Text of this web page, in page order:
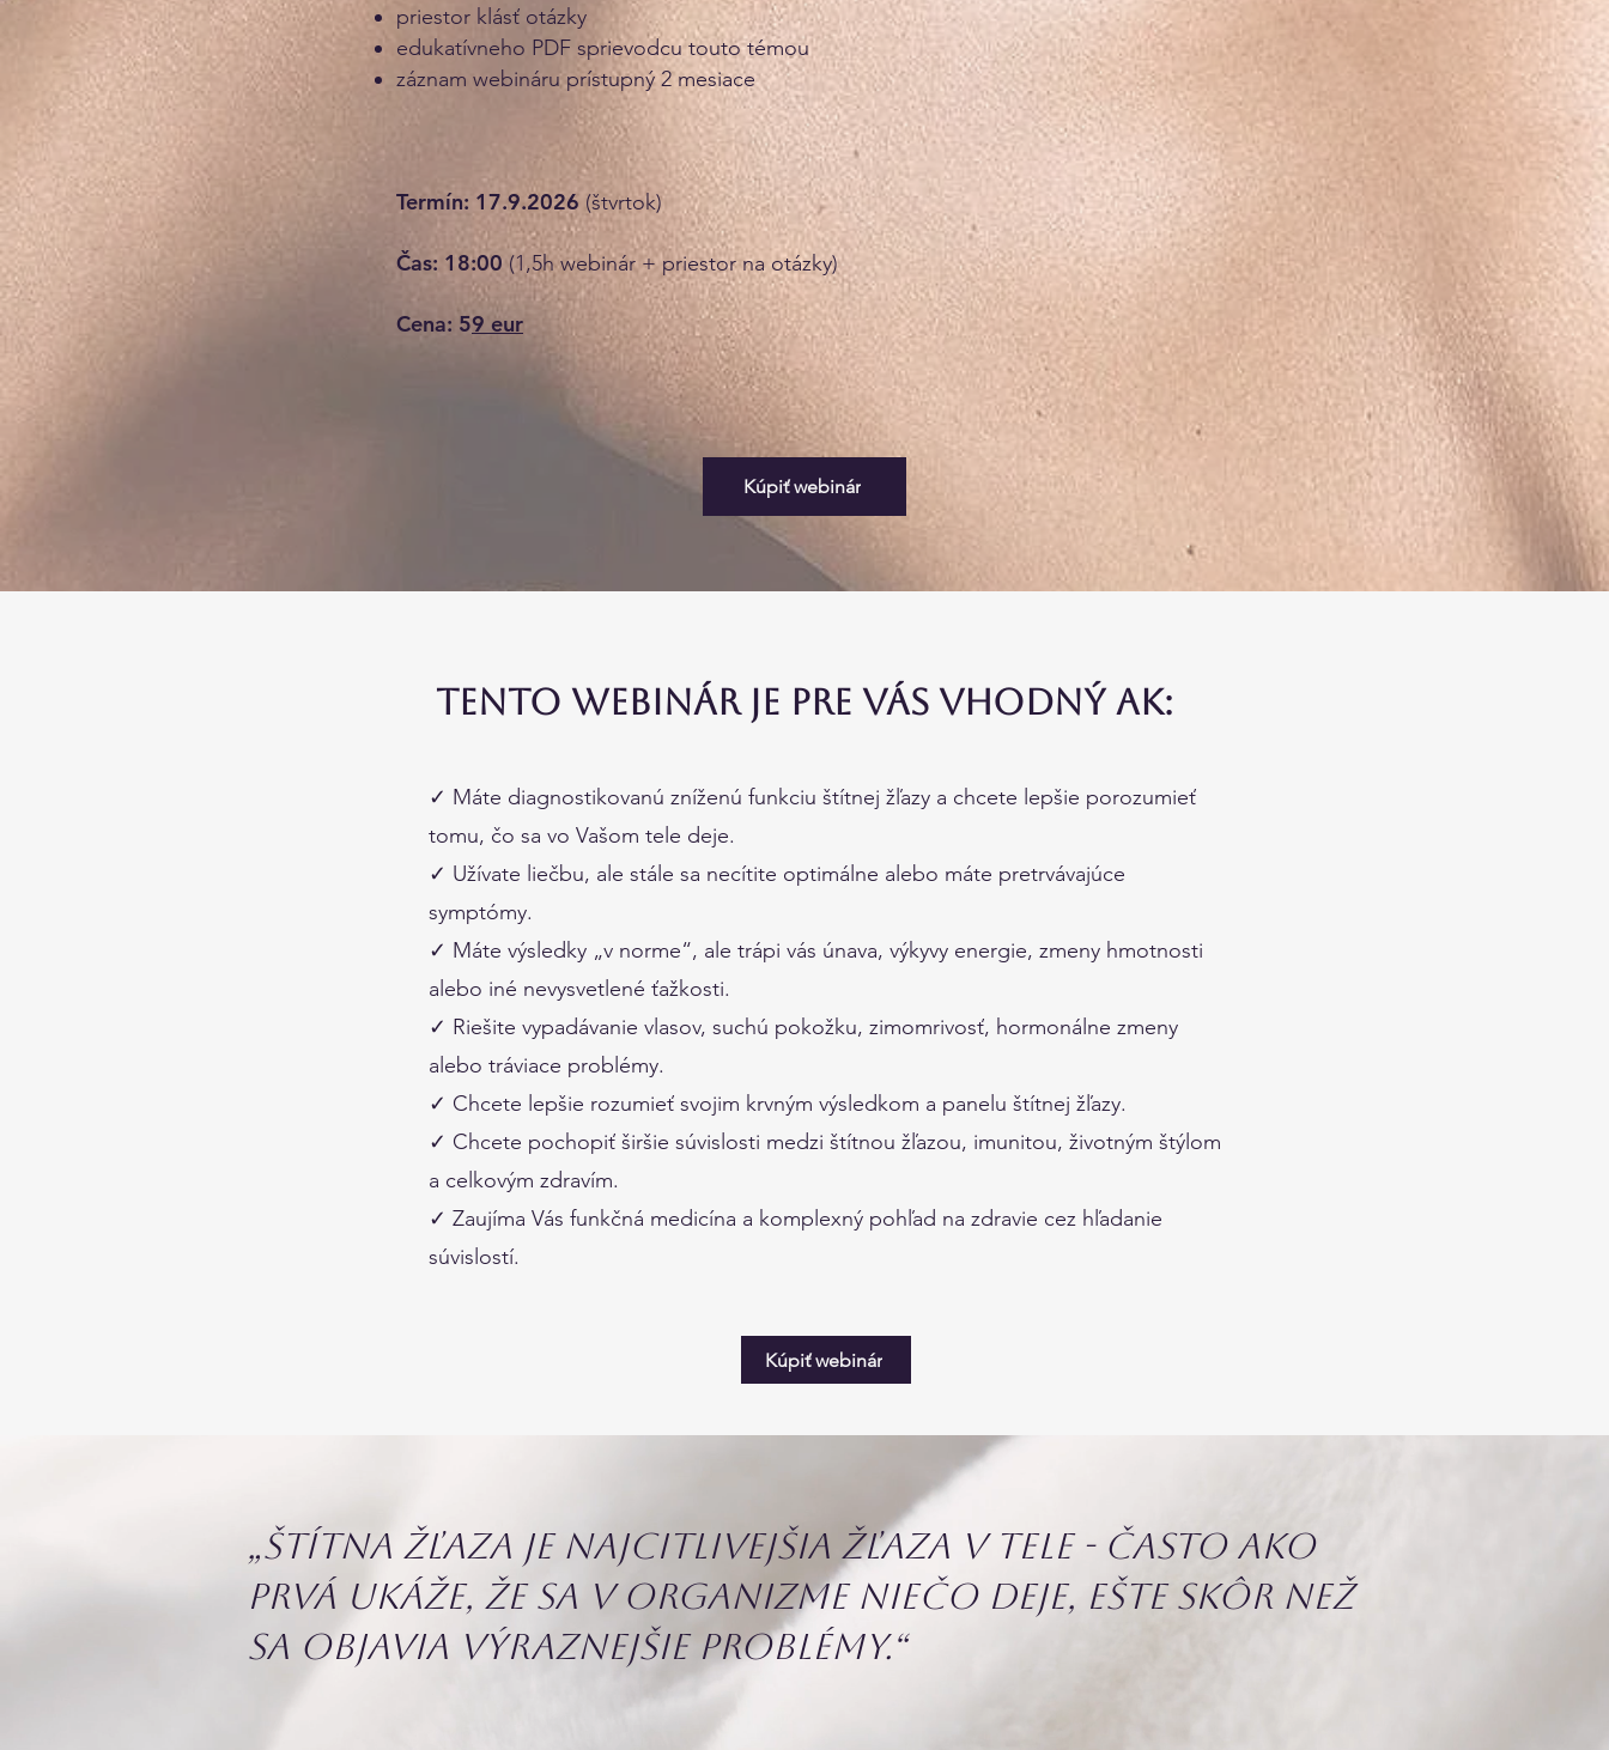
priestor klásť otázky
edukatívneho PDF sprievodcu touto témou
záznam webináru prístupný 2 mesiace
Termín: 17.9.2026 (štvrtok)
Čas: 18:00 (1,5h webinár + priestor na otázky)
Cena: 59 eur
Kúpiť webinár
Tento webinár je pre VÁS vhodný ak:
✓ Máte diagnostikovanú zníženú funkciu štítnej žľazy a chcete lepšie porozumieť
tomu, čo sa vo Vašom tele deje.
✓ Užívate liečbu, ale stále sa necítite optimálne alebo máte pretrvávajúce
symptómy.
✓ Máte výsledky „v norme“, ale trápi vás únava, výkyvy energie, zmeny hmotnosti
alebo iné nevysvetlené ťažkosti.
✓ Riešite vypadávanie vlasov, suchú pokožku, zimomrivosť, hormonálne zmeny
alebo tráviace problémy.
✓ Chcete lepšie rozumieť svojim krvným výsledkom a panelu štítnej žľazy.
✓ Chcete pochopiť širšie súvislosti medzi štítnou žľazou, imunitou, životným štýlom
a celkovým zdravím.
✓ Zaujíma Vás funkčná medicína a komplexný pohľad na zdravie cez hľadanie
súvislostí.
Kúpiť webinár
„Štítna žľaza je najcitlivejšia žľaza v tele - často ako
prvá ukáže, že sa v organizme niečo deje, ešte skôr než
sa objavia výraznejšie problémy.“